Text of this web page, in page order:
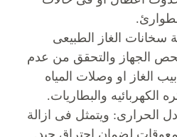
سخانات الغاز الطبيعى
الجهاز والتحقق من عدم
الغاز او وصلات المياه
الكهربائيه والبطاريات.
الحرارى: ويتمثل فى ازالة